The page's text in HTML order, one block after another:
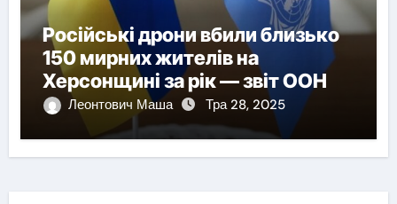
Російські дрони вбили близько
150 мирних жителів на
Херсонщині за рік — звіт ООН
Леонтович Маша Тра 28, 2025